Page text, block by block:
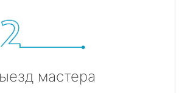
мастера